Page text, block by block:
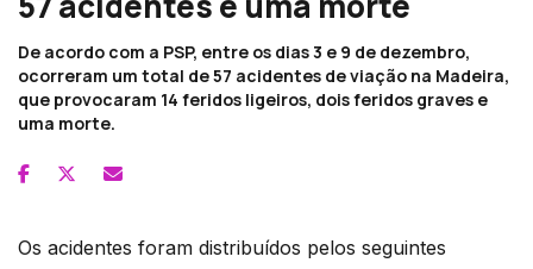
De acordo com a PSP, entre os dias 3 e 9 de dezembro,
ocorreram um total de 57 acidentes de viação na Madeira,
que provocaram 14 feridos ligeiros, dois feridos graves e
uma morte.
Os acidentes foram distribuídos pelos seguintes